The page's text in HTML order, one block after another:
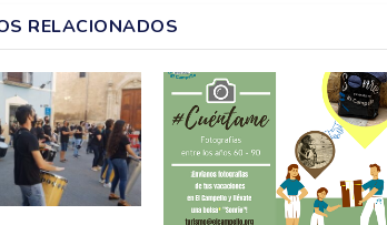
RELACIONADOS